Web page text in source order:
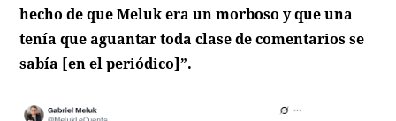
hecho de que Meluk era un morboso y que una
tenía que aguantar toda clase de comentarios se
sabía [en el periódico]”.